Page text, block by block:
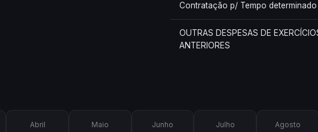
Contratação p/ Tempo determinado
OUTRAS DESPESAS DE
ANTERIORES
Abril Maio Junho Julho Agosto